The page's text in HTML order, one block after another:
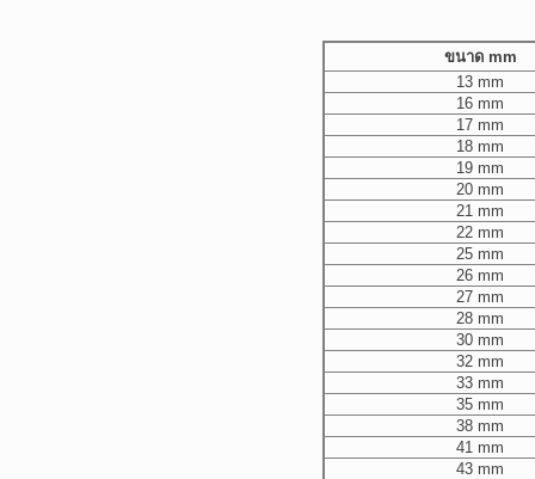
ขนาด mm
13 mm
16 mm
17 mm
18 mm
19 mm
20 mm
21 mm
22 mm
25 mm
26 mm
27 mm
28 mm
30 mm
32 mm
33 mm
35 mm
38 mm
41 mm
43 mm